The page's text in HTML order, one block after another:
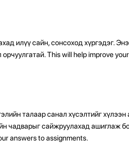
илүү сайн, сонсоход хүргэдэг.
This will help improve
талаар санал хүсэлтийг
чадварыг сайжруулахад ашиглаж
answers to assignments.